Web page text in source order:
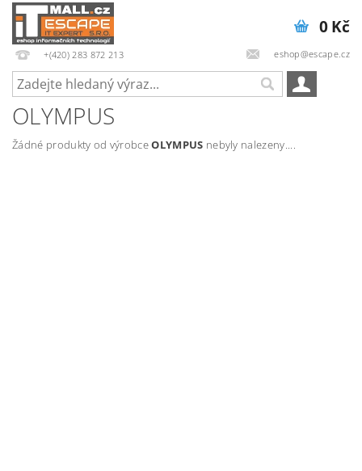
+(420) 283 872 213 eshop@escape.cz
0 Kč
OLYMPUS
Žádné produkty od výrobceOLYMPUS nebyly nalezeny....